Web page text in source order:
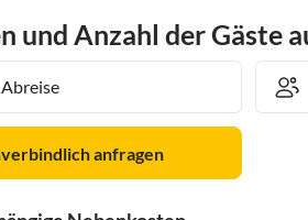
und Anzahl der Gäste
anfragen